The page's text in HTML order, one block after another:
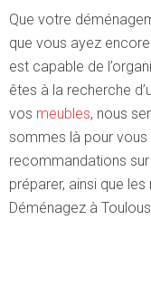
Que votre
que vous ayez
est capable de
êtes à la recherche
vos meubles, nous
sommes là pour
recommandations
préparer, ainsi que
Déménagez à